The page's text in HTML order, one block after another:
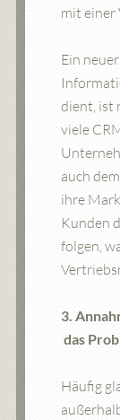
mit einer
Ein
dient, ist
viele
auch
ihre
Kunden
folgen,
3.
das
Häufig